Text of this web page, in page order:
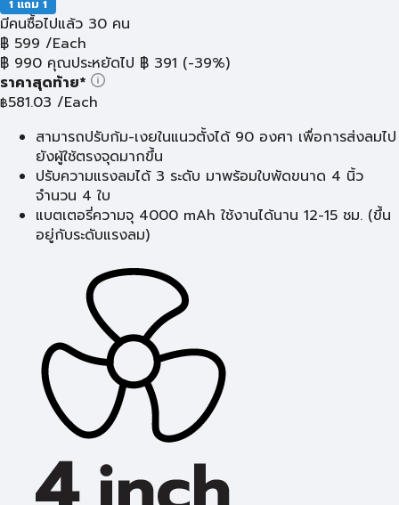
1 แถม 1
มีคนซื้อไปแล้ว 30 คน
฿ 599 /Each
฿ 990 คุณประหยัดไป ฿ 391 (-39%)
ราคาสุดท้าย*
฿581.03 /Each
สามารถปรับก้ม-เงยในแนวตั้งได้ 90 องศา เพื่อการส่งลมไป
ยังผู้ใช้ตรงจุดมากขึ้น
ปรับความแรงลมได้ 3 ระดับ มาพร้อมใบพัดขนาด 4 นิ้ว
จำนวน 4 ใบ
แบตเตอรี่ความจุ 4000 mAh ใช้งานได้นาน 12-15 ชม. (ขึ้น
อยู่กับระดับแรงลม)